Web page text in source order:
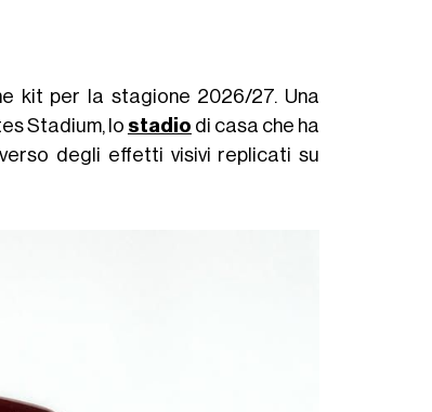
kit per la stagione 2026/27. Una
Stadium, lo stadio di casa che ha
degli effetti visivi replicati su